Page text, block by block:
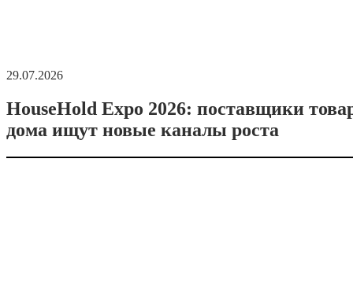
29.07.2026
HouseHold Expo 2026: поставщики
дома ищут новые каналы роста